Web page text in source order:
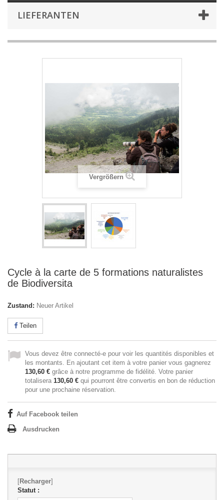
LIEFERANTEN
Vergrößern
Cycle à la carte de 5 formations naturalistes
de Biodiversita
Zustand: Neuer Artikel
Teilen
Vous devez être connecté-e pour voir les quantités disponibles et
les montants. En ajoutant cet item à votre panier vous gagnerez
130,60 € grâce à notre programme de fidélité. Votre panier
totalisera 130,60 € qui pourront être convertis en bon de réduction
pour une prochaine réservation.
Auf Facebook teilen
Ausdrucken
[Recharger]
Statut :